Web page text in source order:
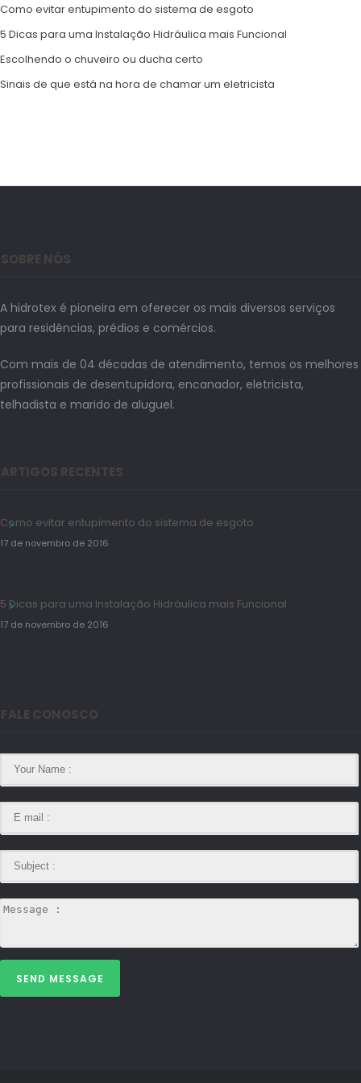
Como evitar entupimento do sistema de esgoto
5 Dicas para uma Instalação Hidráulica mais Funcional
Escolhendo o chuveiro ou ducha certo
Sinais de que está na hora de chamar um eletricista
A hidrotex é pioneira em oferecer os mais diversos serviços
para residências, prédios e comércios.
Com mais de 04 décadas de atendimento, temos os melhores
profissionais de desentupidora, encanador, eletricista,
telhadista e marido de aluguel.
Como evitar entupimento do sistema de esgoto
17 de novembro de 2016
5 Dicas para uma Instalação Hidráulica mais Funcional
17 de novembro de 2016
SEND MESSAGE